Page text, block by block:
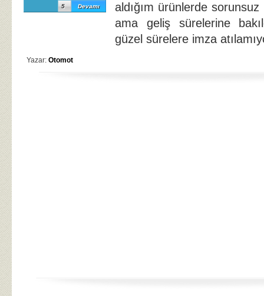
Devamı
5
aldığım ürünlerde
ama geliş sürelerine
güzel sürelere imza
Yazar: Otomot